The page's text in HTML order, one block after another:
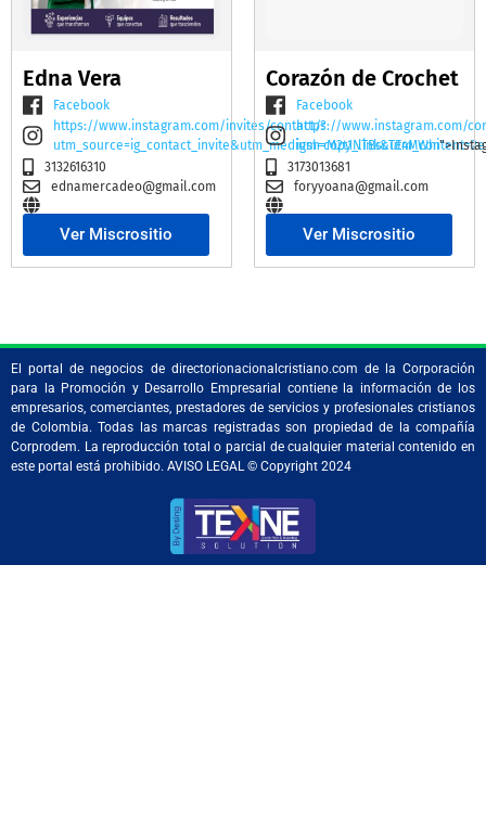
Edna Vera
Facebook
https://www.instagram.com/invites/contact/?
3132616310
ednamercadeo@gmail.com
Ver Miscrositio
Corazón de Crochet
Facebook
https://www.instagram.com/
igsh=M2t1NTBscTE4MWhi
3173013681
foryyoana@gmail.com
Ver Miscrositio
El portal de negocios de directorionacionalcristiano.com de la Corporación
para la Promoción y Desarrollo Empresarial contiene la información de los
empresarios, comerciantes, prestadores de servicios y profesionales cristianos
de Colombia. Todas las marcas registradas son propiedad de la compañía
Corprodem. La reproducción total o parcial de cualquier material contenido en
este portal está prohibido. AVISO LEGAL © Copyright 2024